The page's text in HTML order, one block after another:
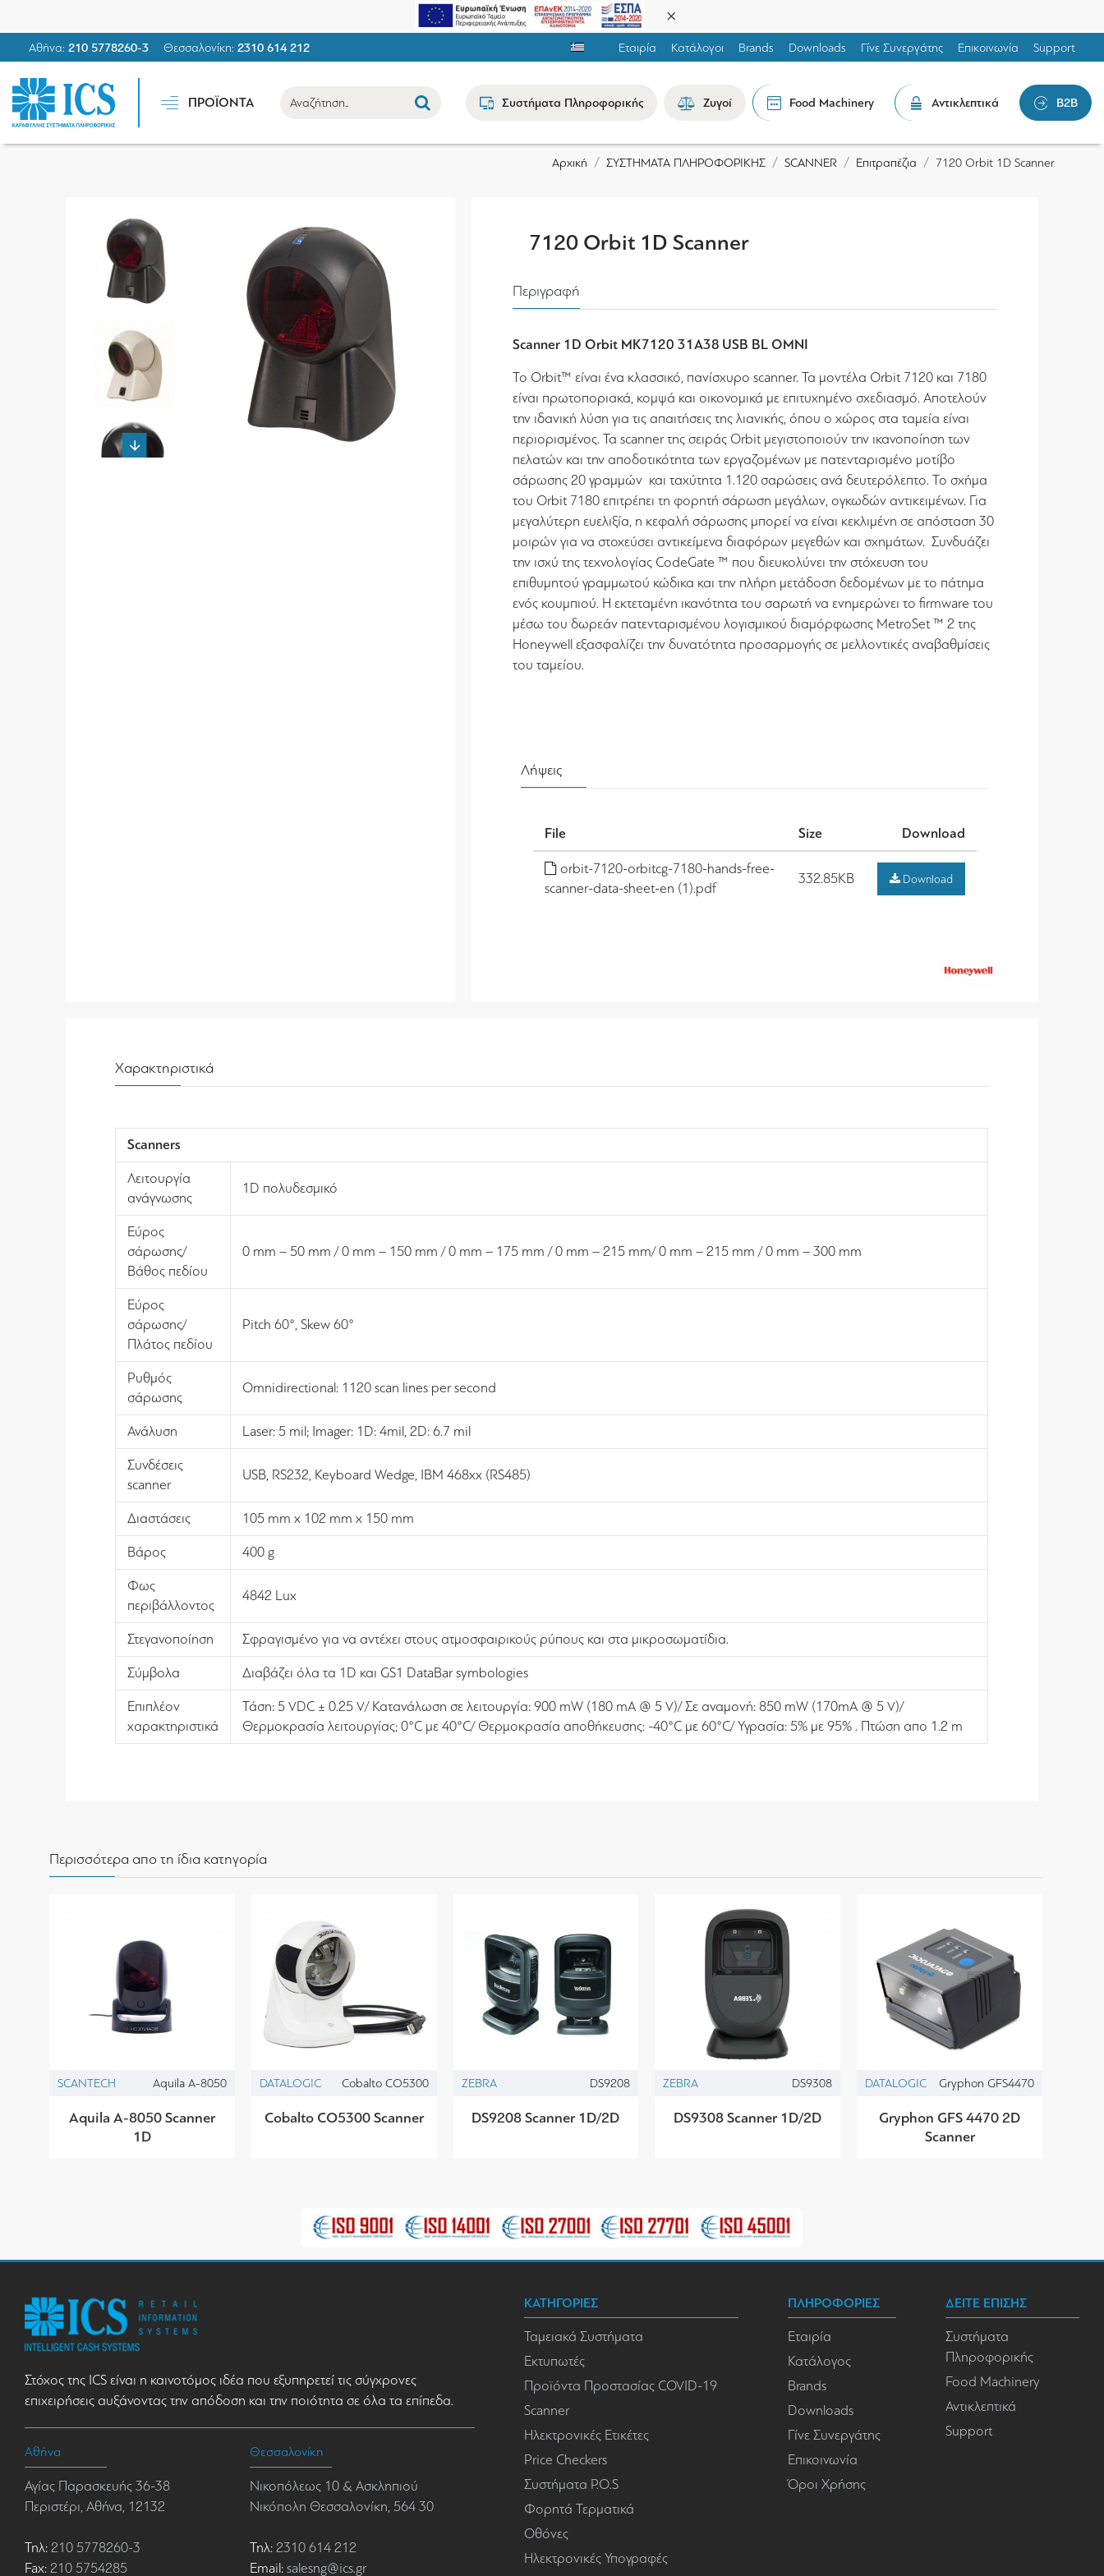
Αθήνα: 210 5778260-3 Θεσσαλονίκη: 2310 614 212 Εταιρία Κατάλογοι Brands Downloads Γίνε Συνεργάτης Επικοινωνία Support
ΠΡΟΪΟΝΤΑ Συστήματα Πληροφορικής Ζυγοί Food Machinery Αντικλεπτικά B2B
Αρχική ΣΥΣΤΗΜΑΤΑ ΠΛΗΡΟΦΟΡΙΚΗΣ SCANNER Επιτραπέζια 7120 Orbit 1D Scanner
7120 Orbit 1D Scanner
Λήψεις
File Size Download
orbit-7120-orbitcg-7180-hands-free-
scanner-data-sheet-en (1).pdf
332.85KB Download
Περιγραφή
Scanner 1D Orbit MK7120 31A38 USB BL OMNI
Το Orbit™ είναι ένα κλασσικό, πανίσχυρο scanner. Τα μοντέλα Orbit 7120 και 7180
είναι πρωτοποριακά, κομψά και οικονομικά με επιτυχημένο σχεδιασμό. Αποτελούν
την ιδανική λύση για τις απαιτήσεις της λιανικής, όπου ο χώρος στα ταμεία είναι
περιορισμένος. Τα scanner της σειράς Orbit μεγιστοποιούν την ικανοποίηση των
πελατών και την αποδοτικότητα των εργαζομένων με πατενταρισμένο μοτίβο
σάρωσης 20 γραμμών και ταχύτητα 1.120 σαρώσεις ανά δευτερόλεπτο. Το σχήμα
του Orbit 7180 επιτρέπει τη φορητή σάρωση μεγάλων, ογκωδών αντικειμένων. Για
μεγαλύτερη ευελιξία, η κεφαλή σάρωσης μπορεί να είναι κεκλιμένη σε απόσταση 30
μοιρών για να στοχεύσει αντικείμενα διαφόρων μεγεθών και σχημάτων. Συνδυάζει
την ισχύ της τεχνολογίας CodeGate ™ που διευκολύνει την στόχευση του
επιθυμητού γραμμωτού κώδικα και την πλήρη μετάδοση δεδομένων με το πάτημα
ενός κουμπιού. Η εκτεταμένη ικανότητα του σαρωτή να ενημερώνει το firmware του
μέσω του δωρεάν πατενταρισμένου λογισμικού διαμόρφωσης MetroSet ™ 2 της
Honeywell εξασφαλίζει την δυνατότητα προσαρμογής σε μελλοντικές αναβαθμίσεις
του ταμείου.
Χαρακτηριστικά
Scanners
Λειτουργία
ανάγνωσης
1D πολυδεσμικό
Εύρος
σάρωσης/
Βάθος πεδίου
0 mm – 50 mm / 0 mm – 150 mm / 0 mm – 175 mm / 0 mm – 215 mm/ 0 mm – 215 mm / 0 mm – 300 mm
Εύρος
σάρωσης/
Πλάτος πεδίου
Pitch 60°, Skew 60°
Ρυθμός
σάρωσης
Omnidirectional: 1120 scan lines per second
Ανάλυση Laser: 5 mil; Imager: 1D: 4mil, 2D: 6.7 mil
Συνδέσεις
scanner
USB, RS232, Keyboard Wedge, IBM 468xx (RS485)
Διαστάσεις 105 mm x 102 mm x 150 mm
Βάρος 400 g
Φως
περιβάλλοντος
4842 Lux
Στεγανοποίηση Σφραγισμένο για να αντέχει στους ατμοσφαιρικούς ρύπους και στα μικροσωματίδια.
Σύμβολα Διαβάζει όλα τα 1D και GS1 DataBar symbologies
Επιπλέον
χαρακτηριστικά
Τάση: 5 VDC ± 0.25 V/ Κατανάλωση σε λειτουργία: 900 mW (180 mA @ 5 V)/ Σε αναμονή: 850 mW (170mA @ 5 V)/
Θερμοκρασία λειτουργίας; 0°C με 40°C/ Θερμοκρασία αποθήκευσης: -40°C με 60°C/ Υγρασία: 5% με 95% . Πτώση απο 1.2 m
Περισσότερα απο τη ίδια κατηγορία
SCANTECH Aquila A-8050
Aquila A-8050 Scanner
1D
DATALOGIC Cobalto CO5300
Cobalto CO5300 Scanner
ZEBRA DS9208
DS9208 Scanner 1D/2D
ZEBRA DS9308
DS9308 Scanner 1D/2D
DATALOGIC Gryphon GFS4470
Gryphon GFS 4470 2D
Scanner
Στόχος της ICS είναι η καινοτόμος ιδέα που εξυπηρετεί τις σύγχρονες
επιχειρήσεις αυξάνοντας την απόδοση και την ποιότητα σε όλα τα επίπεδα.
Αθήνα
Αγίας Παρασκευής 36-38
Περιστέρι, Αθήνα, 12132
Τηλ: 210 5778260-3
Fax: 210 5754285
Θεσσαλονίκη
Νικοπόλεως 10 & Ασκληπιού
Νικόπολη Θεσσαλονίκη, 564 30
Τηλ: 2310 614 212
Email: salesng@ics.gr
ΚΑΤΗΓΟΡΙΕΣ
Ταμειακά Συστήματα
Εκτυπωτές
Προϊόντα Προστασίας COVID-19
Scanner
Ηλεκτρονικές Ετικέτες
Price Checkers
Συστήματα P.O.S
Φορητά Τερματικά
Οθόνες
Ηλεκτρονικές Υπογραφές
ΠΛΗΡΟΦΟΡΙΕΣ
Εταιρία
Κατάλογος
Brands
Downloads
Γίνε Συνεργάτης
Επικοινωνία
Όροι Χρήσης
ΔΕΙΤΕ ΕΠΙΣΗΣ
Συστήματα
Πληροφορικής
Food Machinery
Αντικλεπτικά
Support